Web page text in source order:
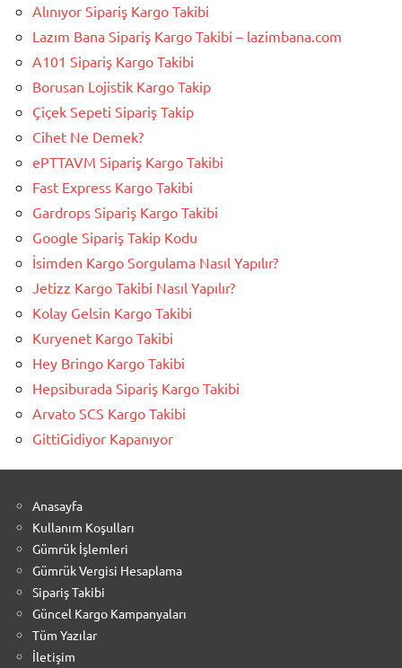
Alınıyor Sipariş Kargo Takibi
Lazım Bana Sipariş Kargo Takibi – lazimbana.com
A101 Sipariş Kargo Takibi
Borusan Lojistik Kargo Takip
Çiçek Sepeti Sipariş Takip
Cihet Ne Demek?
ePTTAVM Sipariş Kargo Takibi
Fast Express Kargo Takibi
Gardrops Sipariş Kargo Takibi
Google Sipariş Takip Kodu
İsimden Kargo Sorgulama Nasıl Yapılır?
Jetizz Kargo Takibi Nasıl Yapılır?
Kolay Gelsin Kargo Takibi
Kuryenet Kargo Takibi
Hey Bringo Kargo Takibi
Hepsiburada Sipariş Kargo Takibi
Arvato SCS Kargo Takibi
GittiGidiyor Kapanıyor
Anasayfa
Kullanım Koşulları
Gümrük İşlemleri
Gümrük Vergisi Hesaplama
Sipariş Takibi
Güncel Kargo Kampanyaları
Tüm Yazılar
İletişim